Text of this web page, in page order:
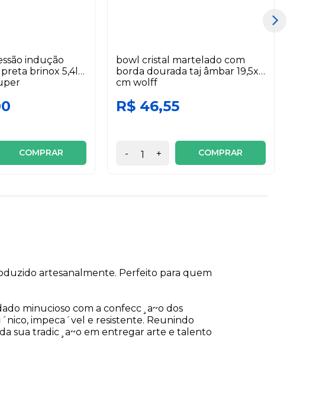
indução
brinox 5,4l
COMPRAR
bowl cristal martelado com
borda dourada taj âmbar 19,5x11
cm wolff
R$ 46,55
- + COMPRAR
artesanalmente. Perfeito para quem
minucioso com a confecc¸a~o dos
impeca´vel e resistente. Reunindo
sua tradic¸a~o em entregar arte e talento